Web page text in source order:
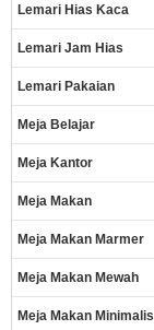
Lemari Hias Kaca
Lemari Jam Hias
Lemari Pakaian
Meja Belajar
Meja Kantor
Meja Makan
Meja Makan Marmer
Meja Makan Mewah
Meja Makan Minimalis